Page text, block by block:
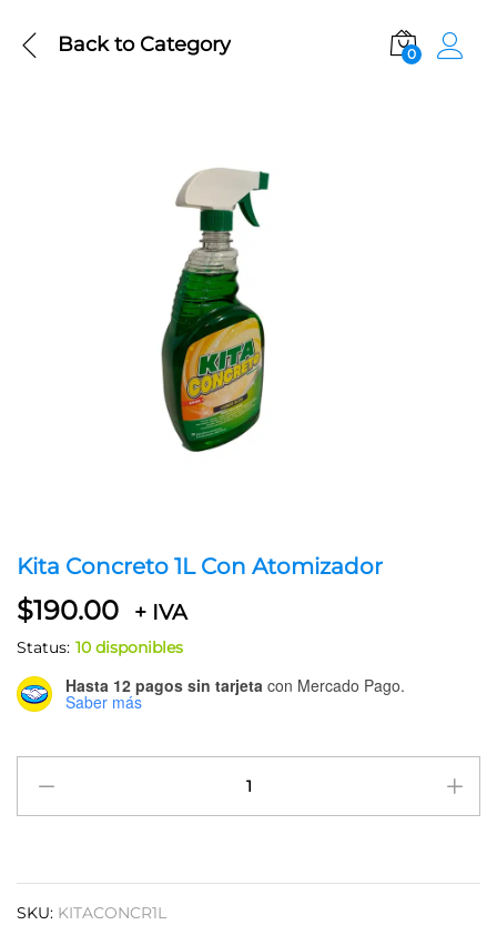
Back toCategory 0
Kita Concreto 1L Con Atomizador
$190.00 + IVA
Status: 10 disponibles
Hasta 12 pagos sin tarjeta con Mercado Pago.
Saber más
Concreto
1L
quantity
SKU: KITACONCR1L